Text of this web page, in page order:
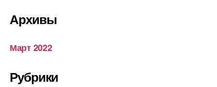
Архивы
Март 2022
Рубрики